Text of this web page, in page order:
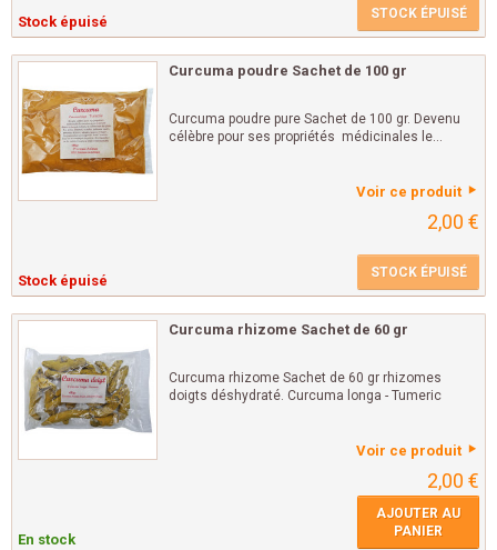
Stock épuisé STOCK ÉPUISÉ
Curcuma poudre Sachet de 100 gr
Curcuma poudre pure Sachet de 100 gr. Devenu
célèbre pour ses propriétés médicinales le...
Voir ce produit
2,00 €
Stock épuisé STOCK ÉPUISÉ
Curcuma rhizome Sachet de 60 gr
Curcuma rhizome Sachet de 60 gr rhizomes
doigts déshydraté. Curcuma longa - Tumeric
Voir ce produit
2,00 €
En stock
AJOUTER AU
PANIER